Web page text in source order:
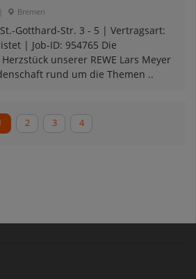
Bremen
Gotthard-Str. 3 - 5 | Vertragsart:
| Job-ID: 954765 Die
unserer REWE Lars Meyer
rund um die Themen ..
2 3 4